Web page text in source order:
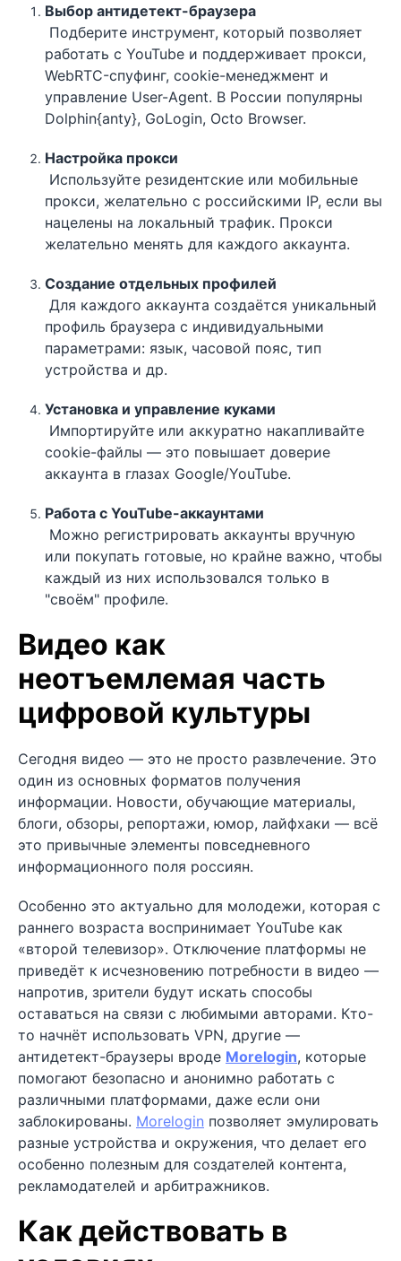
Выбор антидетект-браузера
Подберите инструмент, который позволяет
работать с YouTube и поддерживает прокси,
WebRTC-спуфинг, cookie-менеджмент и
управление User-Agent. В России популярны
Dolphin{anty}, GoLogin, Octo Browser.
Настройка прокси
Используйте резидентские или мобильные
прокси, желательно с российскими IP, если вы
нацелены на локальный трафик. Прокси
желательно менять для каждого аккаунта.
Создание отдельных профилей
Для каждого аккаунта создаётся уникальный
профиль браузера с индивидуальными
параметрами: язык, часовой пояс, тип
устройства и др.
Установка и управление куками
Импортируйте или аккуратно накапливайте
cookie-файлы — это повышает доверие
аккаунта в глазах Google/YouTube.
Работа с YouTube-аккаунтами
Можно регистрировать аккаунты вручную
или покупать готовые, но крайне важно, чтобы
каждый из них использовался только в
"своём" профиле.
Видео как
неотъемлемая часть
цифровой культуры
Сегодня видео — это не просто развлечение. Это
один из основных форматов получения
информации. Новости, обучающие материалы,
блоги, обзоры, репортажи, юмор, лайфхаки — всё
это привычные элементы повседневного
информационного поля россиян.
Особенно это актуально для молодежи, которая с
раннего возраста воспринимает YouTube как
«второй телевизор». Отключение платформы не
приведёт к исчезновению потребности в видео —
напротив, зрители будут искать способы
оставаться на связи с любимыми авторами. Кто-
то начнёт использовать VPN, другие —
антидетект-браузеры вроде Morelogin, которые
помогают безопасно и анонимно работать с
различными платформами, даже если они
заблокированы. Morelogin позволяет эмулировать
разные устройства и окружения, что делает его
особенно полезным для создателей контента,
рекламодателей и арбитражников.
Как действовать в